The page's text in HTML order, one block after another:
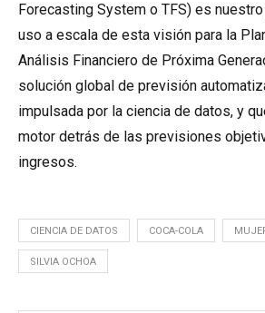
Forecasting System o TFS) es
uso a escala de esta visión para la
Análisis Financiero de Próxima
solución global de previsión
impulsada por la ciencia de datos, y
motor detrás de las previsiones
ingresos.
CIENCIA DE DATOS COCA-COLA
SILVIA OCHOA